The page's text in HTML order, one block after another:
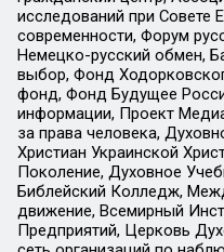
исследований при Совете
современности, Форум
Немецко-русский обмен,
выбор, Фонд
фонд, Фонд Будущее
информации, Проект
за права человека,
Христиан Украинской
Поколение, Духовное
Библейский Колледж,
движение, Всемирный
Предприятий, Церковь